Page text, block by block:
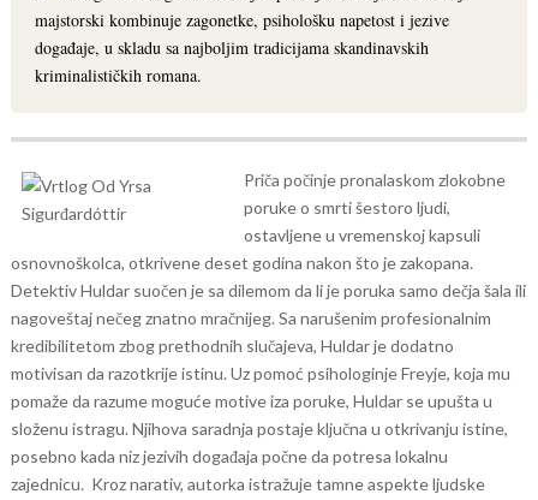
majstorski kombinuje zagonetke, psihološku napetost i jezive
događaje, u skladu sa najboljim tradicijama skandinavskih
kriminalističkih romana.
Priča počinje pronalaskom zlokobne
poruke o smrti šestoro ljudi,
ostavljene u vremenskoj kapsuli
osnovnoškolca, otkrivene deset godina nakon što je zakopana.
Detektiv Huldar suočen je sa dilemom da li je poruka samo dečja šala ili
nagoveštaj nečeg znatno mračnijeg. Sa narušenim profesionalnim
kredibilitetom zbog prethodnih slučajeva, Huldar je dodatno
motivisan da razotkrije istinu. Uz pomoć psihologinje Freyje, koja mu
pomaže da razume moguće motive iza poruke, Huldar se upušta u
složenu istragu. Njihova saradnja postaje ključna u otkrivanju istine,
posebno kada niz jezivih događaja počne da potresa lokalnu
zajednicu. Kroz narativ, autorka istražuje tamne aspekte ljudske